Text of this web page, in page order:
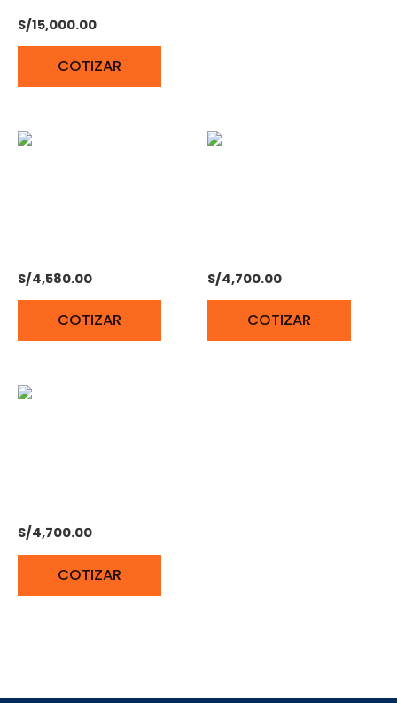
S/15,000.00
COTIZAR
S/4,580.00
COTIZAR
S/4,700.00
COTIZAR
S/4,700.00
COTIZAR